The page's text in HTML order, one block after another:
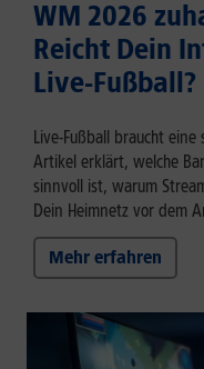
WM 2026
Reicht Dein
Live-Fußball?
Live-Fußball braucht
Artikel erklärt, welche
sinnvoll ist, warum
Dein Heimnetz vor dem
Mehr erfahren